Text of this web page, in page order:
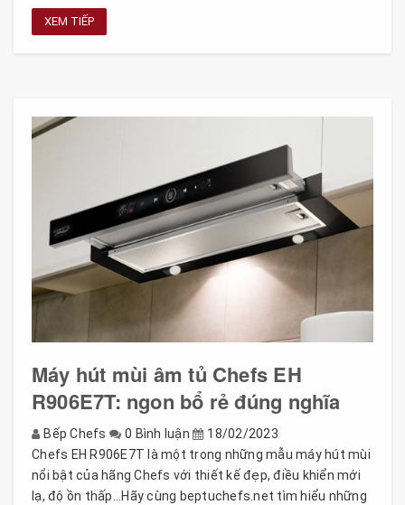
XEM TIẾP
Máy hút mùi âm tủ Chefs EH
R906E7T: ngon bổ rẻ đúng nghĩa
Bếp Chefs 0 Bình luận
18/02/2023
Chefs EH R906E7T là một trong những mẫu máy hút mùi
nổi bật của hãng Chefs với thiết kế đẹp, điều khiển mới
lạ, độ ồn thấp...Hãy cùng beptuchefs.net tìm hiểu những